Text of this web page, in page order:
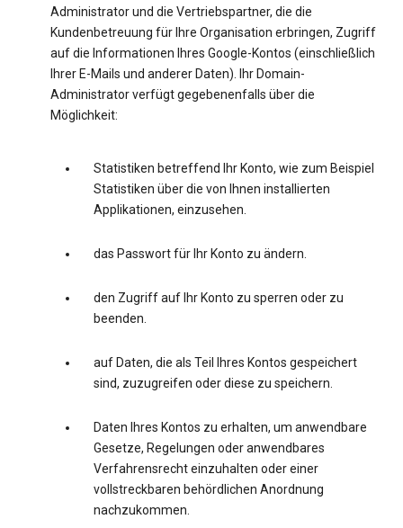
Administrator und die Vertriebspartner, die die
Kundenbetreuung für Ihre Organisation erbringen, Zugriff
auf die Informationen Ihres Google-Kontos (einschließlich
Ihrer E-Mails und anderer Daten). Ihr Domain-
Administrator verfügt gegebenenfalls über die
Möglichkeit:
Statistiken betreffend Ihr Konto, wie zum Beispiel
Statistiken über die von Ihnen installierten
Applikationen, einzusehen.
das Passwort für Ihr Konto zu ändern.
den Zugriff auf Ihr Konto zu sperren oder zu
beenden.
auf Daten, die als Teil Ihres Kontos gespeichert
sind, zuzugreifen oder diese zu speichern.
Daten Ihres Kontos zu erhalten, um anwendbare
Gesetze, Regelungen oder anwendbares
Verfahrensrecht einzuhalten oder einer
vollstreckbaren behördlichen Anordnung
nachzukommen.